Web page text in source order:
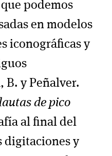
podemos
en modelos
iconográficas y
B. y Peñalver.
de pico
al final del
digitaciones y